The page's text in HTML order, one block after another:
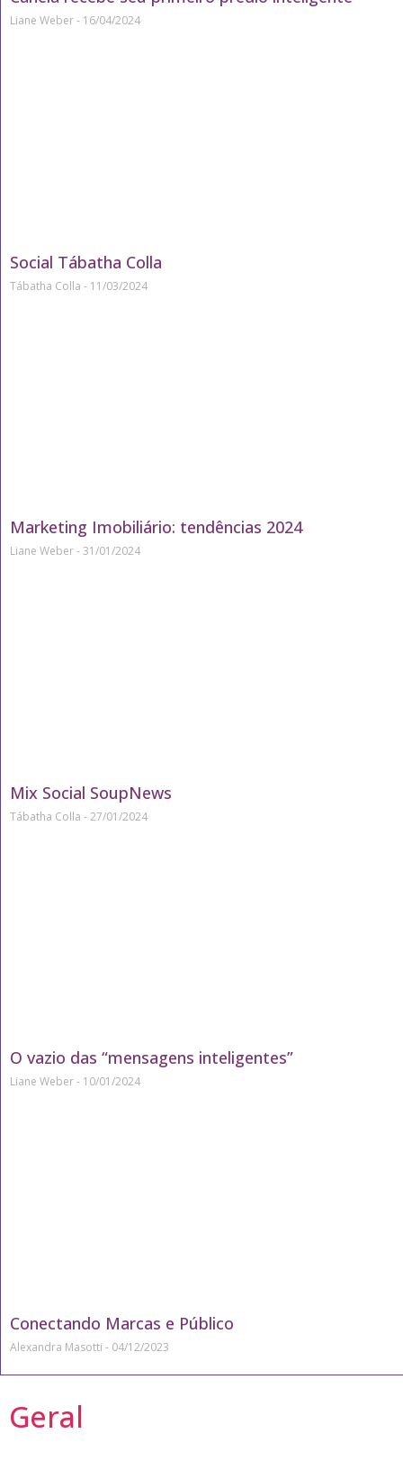
Liane Weber 16/04/2024
Social Tábatha Colla
Tábatha Colla 11/03/2024
Marketing Imobiliário: tendências 2024
Liane Weber 31/01/2024
Mix Social SoupNews
Tábatha Colla 27/01/2024
O vazio das “mensagens inteligentes”
Liane Weber 10/01/2024
Conectando Marcas e Público
Alexandra Masotti 04/12/2023
Geral